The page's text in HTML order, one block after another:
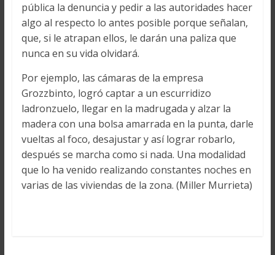
pública la denuncia y pedir a las autoridades hacer
algo al respecto lo antes posible porque señalan,
que, si le atrapan ellos, le darán una paliza que
nunca en su vida olvidará.
Por ejemplo, las cámaras de la empresa
Grozzbinto, logró captar a un escurridizo
ladronzuelo, llegar en la madrugada y alzar la
madera con una bolsa amarrada en la punta, darle
vueltas al foco, desajustar y así lograr robarlo,
después se marcha como si nada. Una modalidad
que lo ha venido realizando constantes noches en
varias de las viviendas de la zona. (Miller Murrieta)